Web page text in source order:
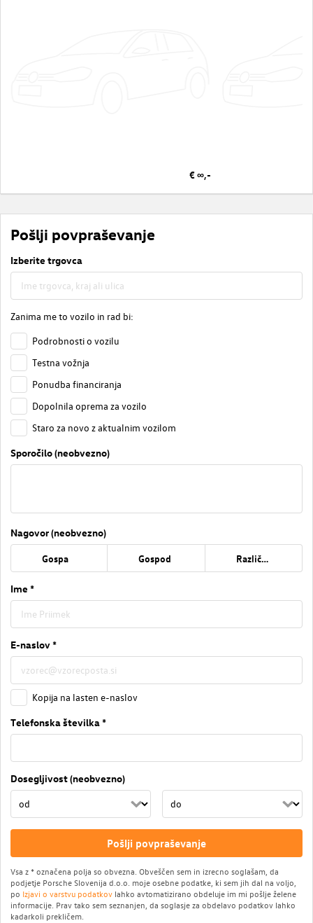
€ ∞,-
Pošlji povpraševanje
Izberite trgovca
Zanima me to vozilo in rad bi:
Podrobnosti o vozilu
Testna vožnja
Ponudba financiranja
Dopolnila oprema za vozilo
Staro za novo z aktualnim vozilom
Sporočilo (neobvezno)
Nagovor (neobvezno)
Gospa Gospod Različno
Ime *
E-naslov *
Kopija na lasten e-naslov
Telefonska številka *
Dosegljivost (neobvezno)
Pošlji povpraševanje
Vsa z * označena polja so obvezna. Obveščen sem in izrecno soglašam, da
podjetje Porsche Slovenija d.o.o. moje osebne podatke, ki sem jih dal na voljo,
po Izjavi o varstvu podatkov lahko avtomatizirano obdeluje im mi pošlje želene
informacije. Prav tako sem seznanjen, da soglasje za obdelavo podatkov lahko
kadarkoli prekličem.